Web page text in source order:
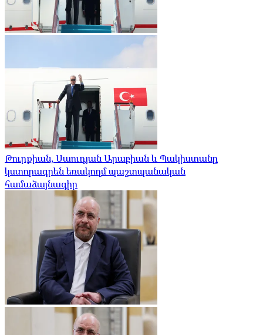
Թուրքիան, Սաուդյան Արաբիան և Պակիստանը
կստորագրեն եռակողմ պաշտպանական
համաձայնագիր